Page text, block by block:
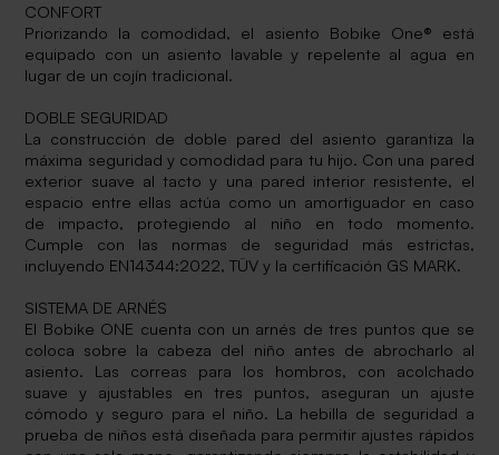
CONFORT
Priorizando la comodidad, el asiento Bobike One® está
equipado con un asiento lavable y repelente al agua en
lugar de un cojín tradicional.
DOBLE SEGURIDAD
La construcción de doble pared del asiento garantiza la
máxima seguridad y comodidad para tu hijo. Con una pared
exterior suave al tacto y una pared interior resistente, el
espacio entre ellas actúa como un amortiguador en caso
de impacto, protegiendo al niño en todo momento.
Cumple con las normas de seguridad más estrictas,
incluyendo EN14344:2022, TÜV y la certificación GS MARK.
SISTEMA DE ARNÉS
El Bobike ONE cuenta con un arnés de tres puntos que se
coloca sobre la cabeza del niño antes de abrocharlo al
asiento. Las correas para los hombros, con acolchado
suave y ajustables en tres puntos, aseguran un ajuste
cómodo y seguro para el niño. La hebilla de seguridad a
prueba de niños está diseñada para permitir ajustes rápidos